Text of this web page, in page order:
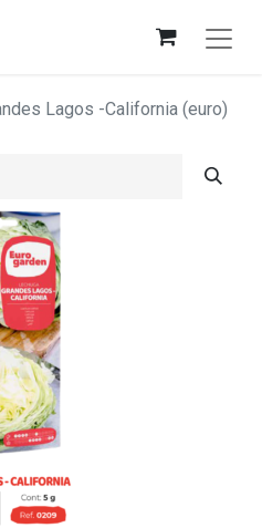
Lagos -California (euro)